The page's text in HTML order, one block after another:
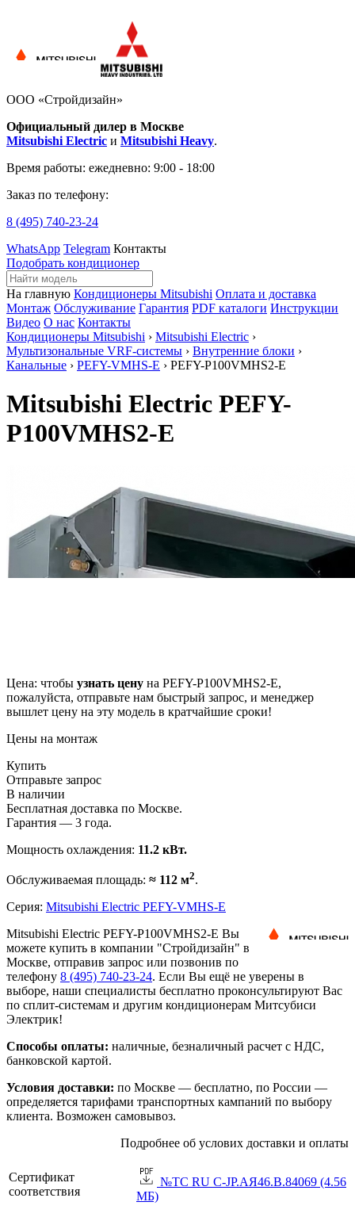
ООО «Стройдизайн»
Официальный дилер в Москве
Mitsubishi Electric и Mitsubishi Heavy.
Время работы: ежедневно: 9:00 - 18:00
Заказ по телефону:
8 (495) 740-23-24
WhatsApp Telegram Контакты
Подобрать кондиционер
На главную Кондиционеры Mitsubishi Оплата и доставка
Монтаж Обслуживание Гарантия PDF каталоги Инструкции
Видео О нас Контакты
Кондиционеры Mitsubishi › Mitsubishi Electric ›
Мультизональные VRF-системы › Внутренние блоки ›
Канальные › PEFY-VMHS-E › PEFY-P100VMHS2-E
Mitsubishi Electric PEFY-
P100VMHS2-E
Цена: чтобы узнать цену на PEFY-P100VMHS2-E,
пожалуйста, отправьте нам быстрый запрос, и менеджер
вышлет цену на эту модель в кратчайшие сроки!
Цены на монтаж
Купить
Отправьте запрос
В наличии
Бесплатная доставка по Москве.
Гарантия — 3 года.
Мощность охлаждения: 11.2 кВт.
Обслуживаемая площадь: ≈ 112 м2.
Серия: Mitsubishi Electric PEFY-VMHS-E
Mitsubishi Electric PEFY-P100VMHS2-E Вы
можете купить в компании "Стройдизайн" в
Москве, отправив запрос или позвонив по
телефону 8 (495) 740-23-24. Если Вы ещё не уверены в
выборе, наши специалисты бесплатно проконсультируют Вас
по сплит-системам и другим кондиционерам Митсубиси
Электрик!
Способы оплаты: наличные, безналичный расчет с НДС,
банковской картой.
Условия доставки: по Москве — бесплатно, по России —
определяется тарифами транспортных кампаний по выбору
клиента. Возможен самовывоз.
Подробнее об услових доставки и оплаты
Сертификат
соответствия
№TC RU C-JP.АЯ46.B.84069 (4.56
МБ)